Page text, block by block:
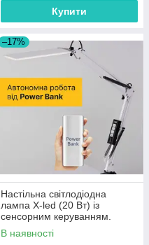
Купити
–17%
Настільна світлодіодна
лампа X-led (20 Вт) із
сенсорним керуванням.
Роботи від мережи і від
«Power Bank» (біла).
В наявності